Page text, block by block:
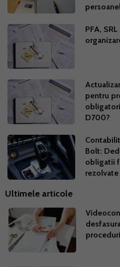
PFA,
pentru
D700?
Bolt:
obligatii
rezolvate
Ultimele articole